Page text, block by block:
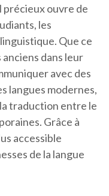
précieux ouvre de
les
Que ce
dans leur
avec des
langues modernes,
traduction entre le
Grâce à
accessible
de la langue